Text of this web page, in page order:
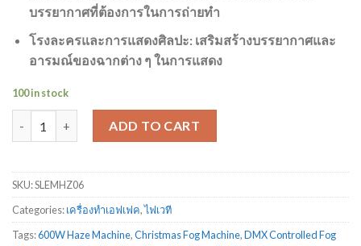
บรรยากาศที่ต้องการในการถ่ายทำ
โรงละครและการแสดงศิลปะ: เสริมสร้างบรรยากาศและ
อารมณ์ของฉากต่าง ๆ ในการแสดง
100 in stock
ADD TO CART
SKU:SLEMHZ06
Categories:เครื่องทำเอฟเฟค,ไฟเวที
Tags:600W Haze Machine,Christmas Fog Machine,DMX Controlled Fog